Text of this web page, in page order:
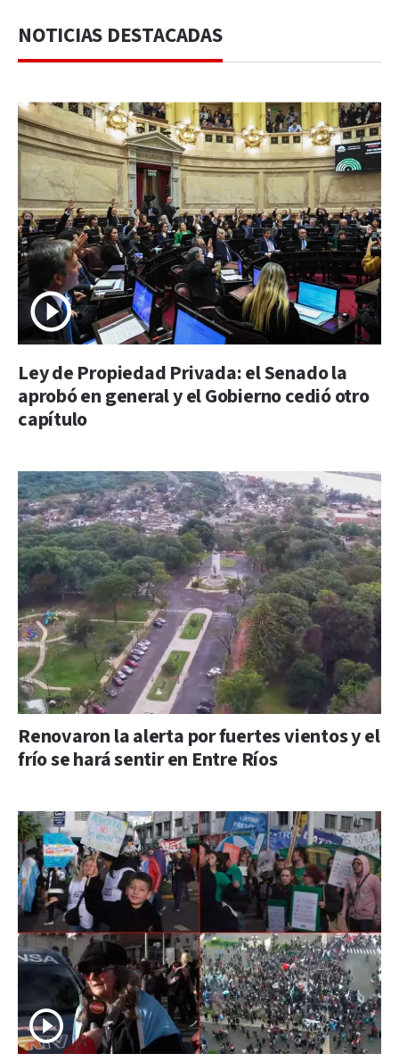
NOTICIAS DESTACADAS
Ley de Propiedad Privada: el Senado la
aprobó en general y el Gobierno cedió otro
capítulo
Renovaron la alerta por fuertes vientos y el
frío se hará sentir en Entre Ríos